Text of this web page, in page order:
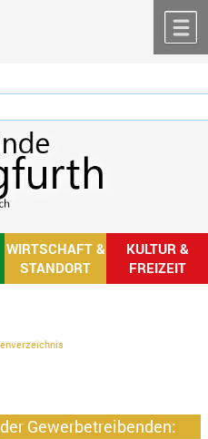
WIRTSCHAFT &
STANDORT
KULTUR &
FREIZEIT
Gewerbetreibenden: